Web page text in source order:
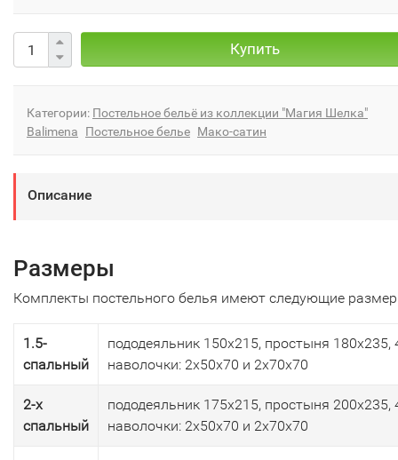
Купить
Категории: Постельное бельё из коллекции "Магия Шелка"
Balimena
Постельное белье Мако-сатин
Описание
Размеры
Комплекты постельного белья имеют следующие
1.5-
спальный
пододеяльник 150х215, простыня 180х235,
наволочки: 2х50х70 и 2х70х70
2-х
спальный
пододеяльник 175х215, простыня 200х235,
наволочки: 2х50х70 и 2х70х70